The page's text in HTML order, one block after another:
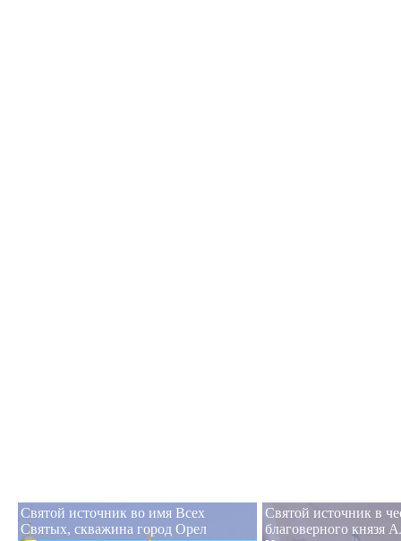
Святой источник во имя Всех
Святых, скважина город Орел
Святой источник в
благоверного князя